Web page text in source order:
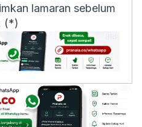
lamaran sebelum
(*)